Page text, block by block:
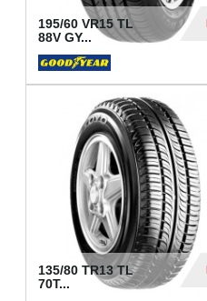
195/60 VR15 TL
88V GY...
135/80 TR13 TL
70T...